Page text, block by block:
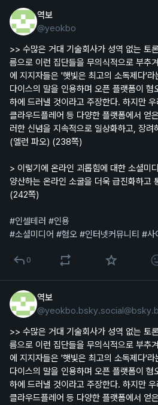
역보
@yeokbo
>> 수많은 거대 기술회사가 성역 없는 토
름으로 이런 집단들을 무의식적으로 부추
에 지지자들은 '햇빛은 최고의 소독제다'라
다이스의 말을 인용하며 오픈 플랫폼이 혐
하에 드러낼 것이라고 주장한다. 하지만 우
클라우드플레어 등 다양한 플랫폼에서 얻
러한 신념을 지속적으로 일상화하고, 장려
(엘런 파오) (238쪽)
> 이렇기에 온라인 괴롭힘에 대한 소셜미
양산하는 온라인 소굴을 더욱 급진화하고
(242쪽)
#인셀테러 #인용
#소셜미디어 #혐오 #인터넷커뮤니티 #사
0
역보
@
>> 수많은 거대 기술회사가 성역 없는 토
름으로 이런 집단들을 무의식적으로 부추
에 지지자들은 '햇빛은 최고의 소독제다'라
다이스의 말을 인용하며 오픈 플랫폼이 혐
하에 드러낼 것이라고 주장한다. 하지만 우
클라우드플레어 등 다양한 플랫폼에서 얻